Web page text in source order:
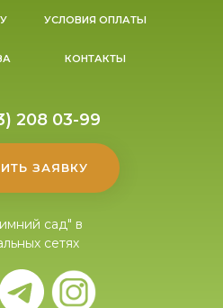
КОНТАКТЫ
УСЛОВИЯ ОПЛАТЫ
208 03-99
ЗАЯВКУ
сад" в
сетях